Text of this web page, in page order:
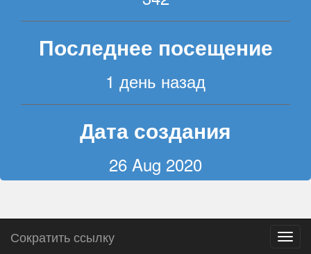
Сократить ссылку
Последнее посещение
1 день назад
Дата создания
26 Aug 2020